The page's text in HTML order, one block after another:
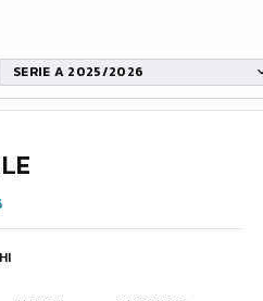
SERIE A 2025/2026